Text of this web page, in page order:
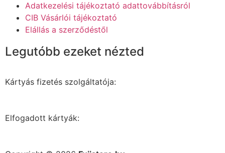
Adatkezelési tájékoztató adattovábbításról
CIB Vásárlói tájékoztató
Elállás a szerződéstől
Legutóbb ezeket nézted
Kártyás fizetés szolgáltatója:
Elfogadott kártyák: